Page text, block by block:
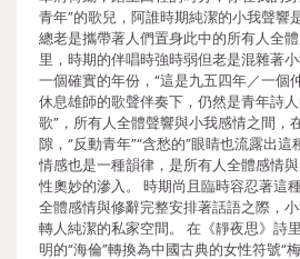
青年”的歌兒，阿誰時期純潔的小我聲響
總老是攜帶著人們置身此中的所有人全
里，時期的伴唱時強時弱但老是混雜著
一個確實的年份，“這是九五四年／一個
休息雄師的歌聲伴奏下，仍然是青年詩
歌”，所有人全體聲響與小我感情之間，
隙，“反動青年”“含愁的”眼睛也流露出
情感也是一種韻律，是所有人全體感情
性奧妙的滲入。 時期尚且臨時容忍著這
全體感情與修辭完整安排著話語之際，
轉人純潔的私家空間。 在《靜夜思》詩
明的“海倫”轉換為中國古典的女性符號“